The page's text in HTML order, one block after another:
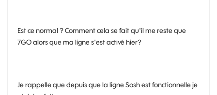
Est ce normal ? Comment cela se fait qu'il me reste que
7GO alors que ma ligne s'est activé hier?
Je rappelle que depuis que la ligne Sosh est fonctionnelle je